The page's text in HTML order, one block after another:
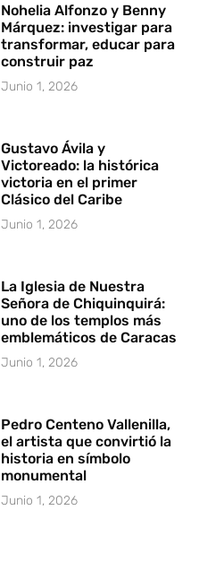
Nohelia Alfonzo y Benny
Márquez: investigar para
transformar, educar para
construir paz
Junio 1, 2026
Gustavo Ávila y
Victoreado: la histórica
victoria en el primer
Clásico del Caribe
Junio 1, 2026
La Iglesia de Nuestra
Señora de Chiquinquirá:
uno de los templos más
emblemáticos de Caracas
Junio 1, 2026
Pedro Centeno Vallenilla,
el artista que convirtió la
historia en símbolo
monumental
Junio 1, 2026